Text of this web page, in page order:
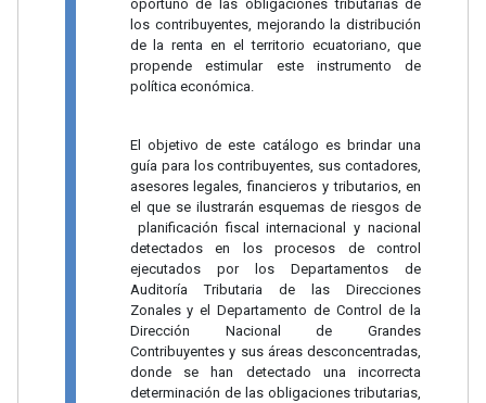
oportuno de las obligaciones tributarias de
los contribuyentes, mejorando la distribución
de la renta en el territorio ecuatoriano, que
propende estimular este instrumento de
política económica.
El objetivo de este catálogo es brindar una
guía para los contribuyentes, sus contadores,
asesores legales, financieros y tributarios, en
el que se ilustrarán esquemas de riesgos de
planificación fiscal internacional y nacional
detectados en los procesos de control
ejecutados por los Departamentos de
Auditoría Tributaria de las Direcciones
Zonales y el Departamento de Control de la
Dirección Nacional de Grandes
Contribuyentes y sus áreas desconcentradas,
donde se han detectado una incorrecta
determinación de las obligaciones tributarias,